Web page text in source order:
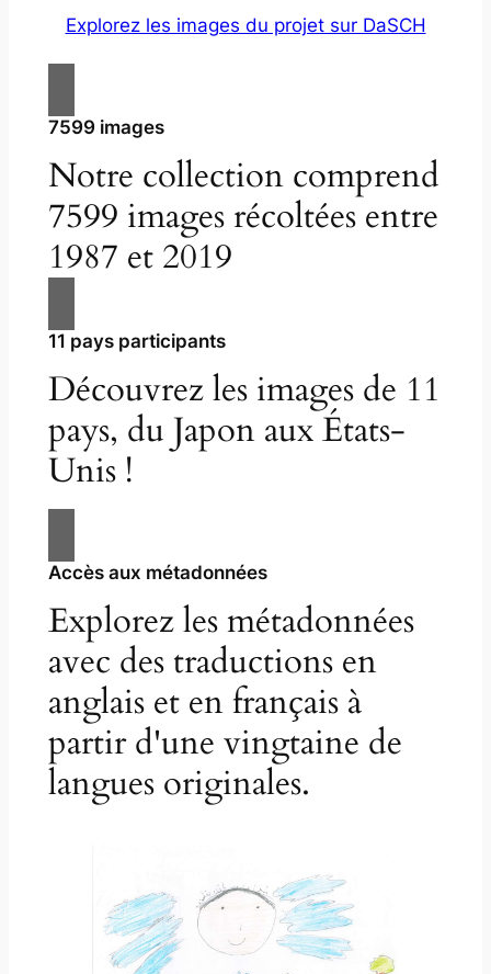
Explorez les images du projet sur DaSCH
7599 images
Notre collection comprend
7599 images récoltées entre
1987 et 2019
11 pays participants
Découvrez les images de 11
pays, du Japon aux États-
Unis !
Accès aux métadonnées
Explorez les métadonnées
avec des traductions en
anglais et en français à
partir d'une vingtaine de
langues originales.